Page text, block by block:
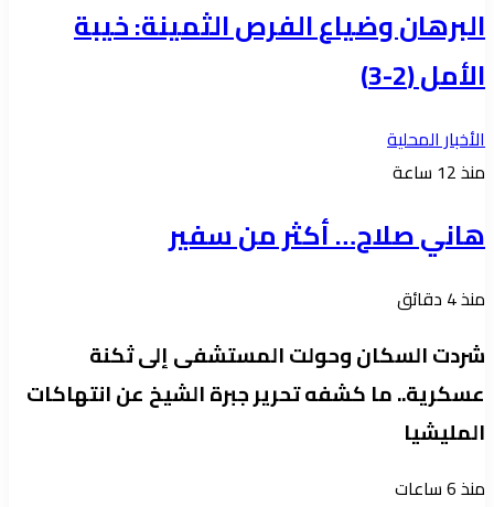
البرهان وضياع الفرص الثمينة: خيبة
الأمل (2-3)
الأخبار المحلية
منذ 12 ساعة
هاني صلاح… أكثر من سفير
منذ 4 دقائق
شردت السكان وحولت المستشفى إلى ثكنة
عسكرية.. ما كشفه تحرير جبرة الشيخ عن انتهاكات
المليشيا
منذ 6 ساعات